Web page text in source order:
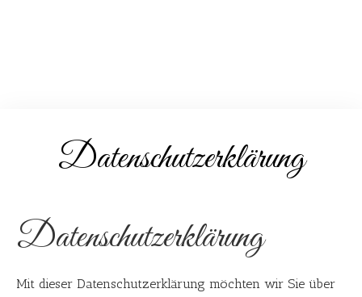
Datenschutzerklärung
Datenschutzerklärung
Mit dieser Datenschutzerklärung möchten wir Sie über